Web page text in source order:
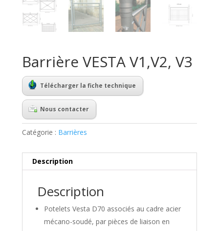
Barrière VESTA V1,V2, V3
Télécharger la fiche technique
Nous contacter
Catégorie : Barrières
Description
Description
Potelets Vesta D70 associés au cadre acier
mécano-soudé, par pièces de liaison en